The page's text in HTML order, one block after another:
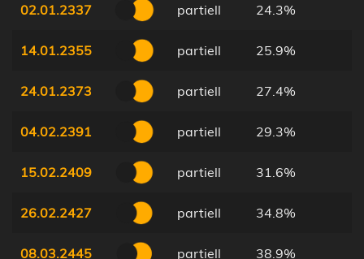
02.01.2337 partiell 24.3%
14.01.2355 partiell 25.9%
24.01.2373 partiell 27.4%
04.02.2391 partiell 29.3%
15.02.2409 partiell 31.6%
26.02.2427 partiell 34.8%
08.03.2445 partiell 38.9%